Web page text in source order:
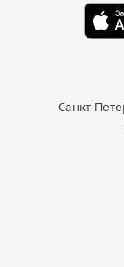
Санкт-